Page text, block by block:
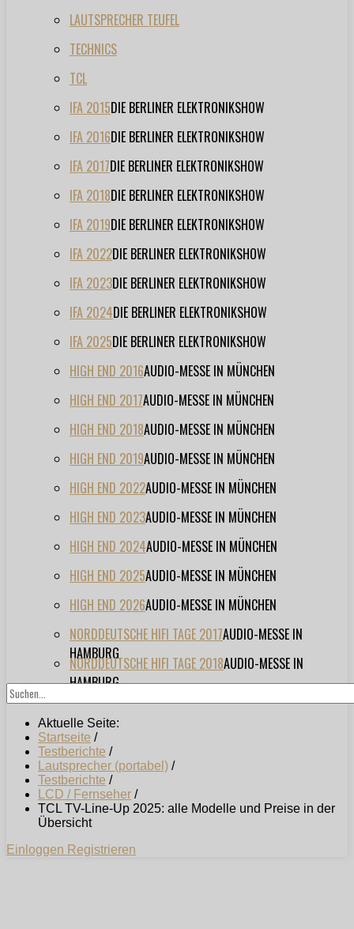
LAUTSPRECHER TEUFEL
TECHNICS
TCL
IFA 2015DIE BERLINER ELEKTRONIKSHOW
IFA 2016DIE BERLINER ELEKTRONIKSHOW
IFA 2017DIE BERLINER ELEKTRONIKSHOW
IFA 2018DIE BERLINER ELEKTRONIKSHOW
IFA 2019DIE BERLINER ELEKTRONIKSHOW
IFA 2022DIE BERLINER ELEKTRONIKSHOW
IFA 2023DIE BERLINER ELEKTRONIKSHOW
IFA 2024DIE BERLINER ELEKTRONIKSHOW
IFA 2025DIE BERLINER ELEKTRONIKSHOW
HIGH END 2016AUDIO-MESSE IN MÜNCHEN
HIGH END 2017AUDIO-MESSE IN MÜNCHEN
HIGH END 2018AUDIO-MESSE IN MÜNCHEN
HIGH END 2019AUDIO-MESSE IN MÜNCHEN
HIGH END 2022AUDIO-MESSE IN MÜNCHEN
HIGH END 2023AUDIO-MESSE IN MÜNCHEN
HIGH END 2024AUDIO-MESSE IN MÜNCHEN
HIGH END 2025AUDIO-MESSE IN MÜNCHEN
HIGH END 2026AUDIO-MESSE IN MÜNCHEN
NORDDEUTSCHE HIFI TAGE 2017AUDIO-MESSE IN
HAMBURG
NORDDEUTSCHE HIFI TAGE 2018AUDIO-MESSE IN
HAMBURG
Aktuelle Seite:
Startseite /
Testberichte /
Lautsprecher (portabel) /
Testberichte /
LCD / Fernseher /
TCL TV-Line-Up 2025: alle Modelle und Preise in der
Übersicht
Einloggen Registrieren